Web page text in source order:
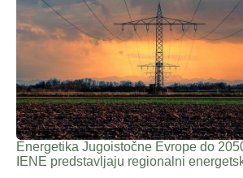
Energetika Jugoistočne Evrope do
IENE predstavljaju regionalni